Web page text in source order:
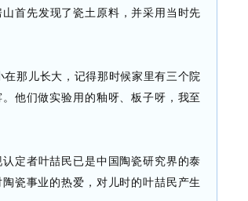
首先发现了瓷土原料，并采用当时先
那儿长大，记得那时候家里有三个院
他们做实验用的釉呀、板子呀，我至
定者叶喆民已是中国陶瓷研究界的泰
瓷事业的热爱，对儿时的叶喆民产生